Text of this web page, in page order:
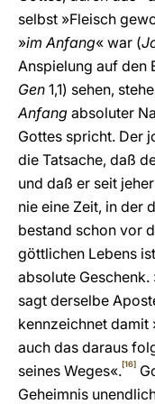
selbst »Fleisch
»im Anfang« war (
Anspielung auf den
Gen 1,1) sehen,
Anfang absoluter
Gottes spricht. Der
die Tatsache, daß
und daß er seit jeher
nie eine Zeit, in der
bestand schon vor
göttlichen Lebens
absolute Geschenk.
sagt derselbe
kennzeichnet damit
auch das daraus
seines Weges«.[16]
Geheimnis